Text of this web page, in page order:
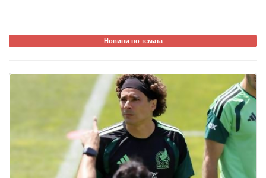
Новини по темата